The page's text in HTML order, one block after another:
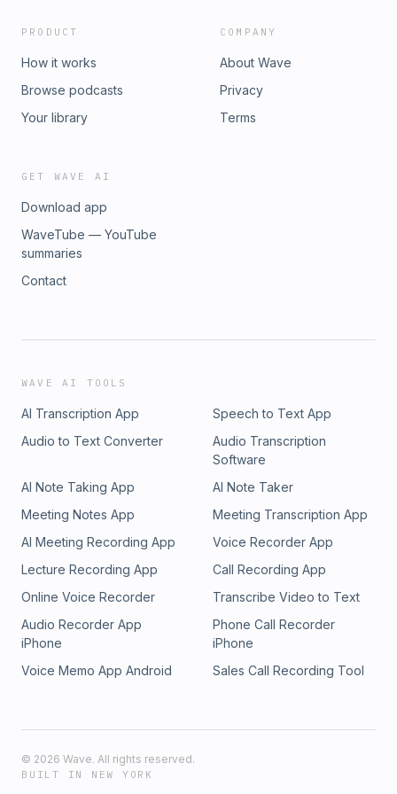
#BurnoutPrävention #Selbstverbesserung
Hosted on Acast. See acast.com/privacy for more
information.
PRODUCT
How it works
Browse podcasts
Your library
COMPANY
About Wave
Privacy
Terms
GET WAVE AI
Download app
WaveTube — YouTube
summaries
Contact
WAVE AI TOOLS
AI Transcription App
Speech to Text App
Audio to Text Converter
Audio Transcription
Software
AI Note Taking App
AI Note Taker
Meeting Notes App
Meeting Transcription App
AI Meeting Recording App
Voice Recorder App
Lecture Recording App
Call Recording App
Online Voice Recorder
Transcribe Video to Text
Audio Recorder App
iPhone
Phone Call Recorder
iPhone
Voice Memo App Android
Sales Call Recording Tool
© 2026 Wave. All rights reserved.
BUILT IN NEW YORK